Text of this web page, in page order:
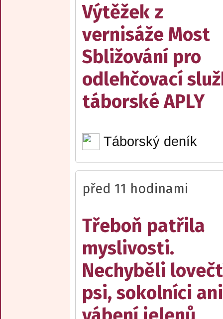
Výtěžek z
vernisáže Most
Sbližování pro
odlehčovací
táborské APLY
Táborský deník
před 11 hodinami
Třeboň patřila
myslivosti.
Nechyběli
psi, sokolníci ani